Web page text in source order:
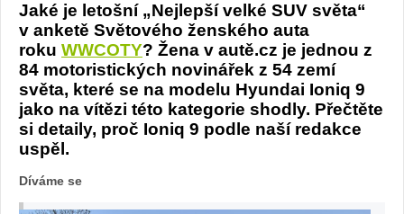
Jaké je letošní „Nejlepší velké SUV světa“
v anketě Světového ženského auta
roku WWCOTY? Žena v autě.cz je jednou z
84 motoristických novinářek z 54 zemí
světa, které se na modelu Hyundai Ioniq 9
jako na vítězi této kategorie shodly. Přečtěte
si detaily, proč Ioniq 9 podle naší redakce
uspěl.
Díváme se